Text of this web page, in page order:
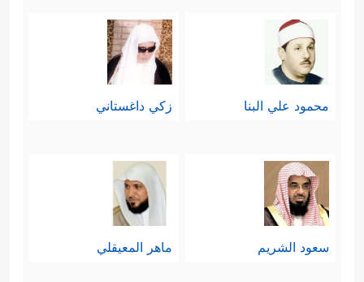
محمود علي البنا زكي داغستاني
سعود الشريم ماهر المعيقلي